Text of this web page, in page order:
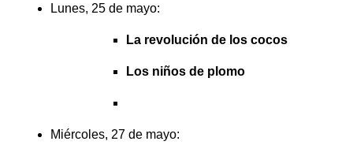
Lunes, 25 de mayo:
La revolución de los cocos
Los niños de plomo
Miércoles, 27 de mayo: